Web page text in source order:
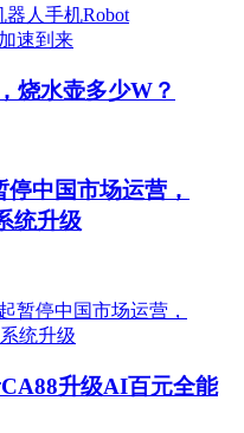
烧水壶多少W？
中国市场运营，
统升级
升级AI百元全能